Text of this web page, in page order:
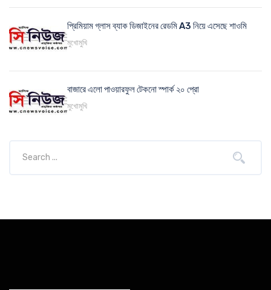
প্রিমিয়াম গ্লাস ব্যাক ডিজাইনের রেডমি A3 নিয়ে এসেছে শাওমি
মুখোমুখি
বাজারে এলো পাওয়ারফুল টেকনো স্পার্ক ২০ প্রো
মুখোমুখি